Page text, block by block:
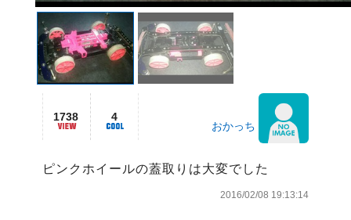
1738 4
おかっち
ピンクホイールの蓋取りは大変でした
2016/02/08 19:13:14